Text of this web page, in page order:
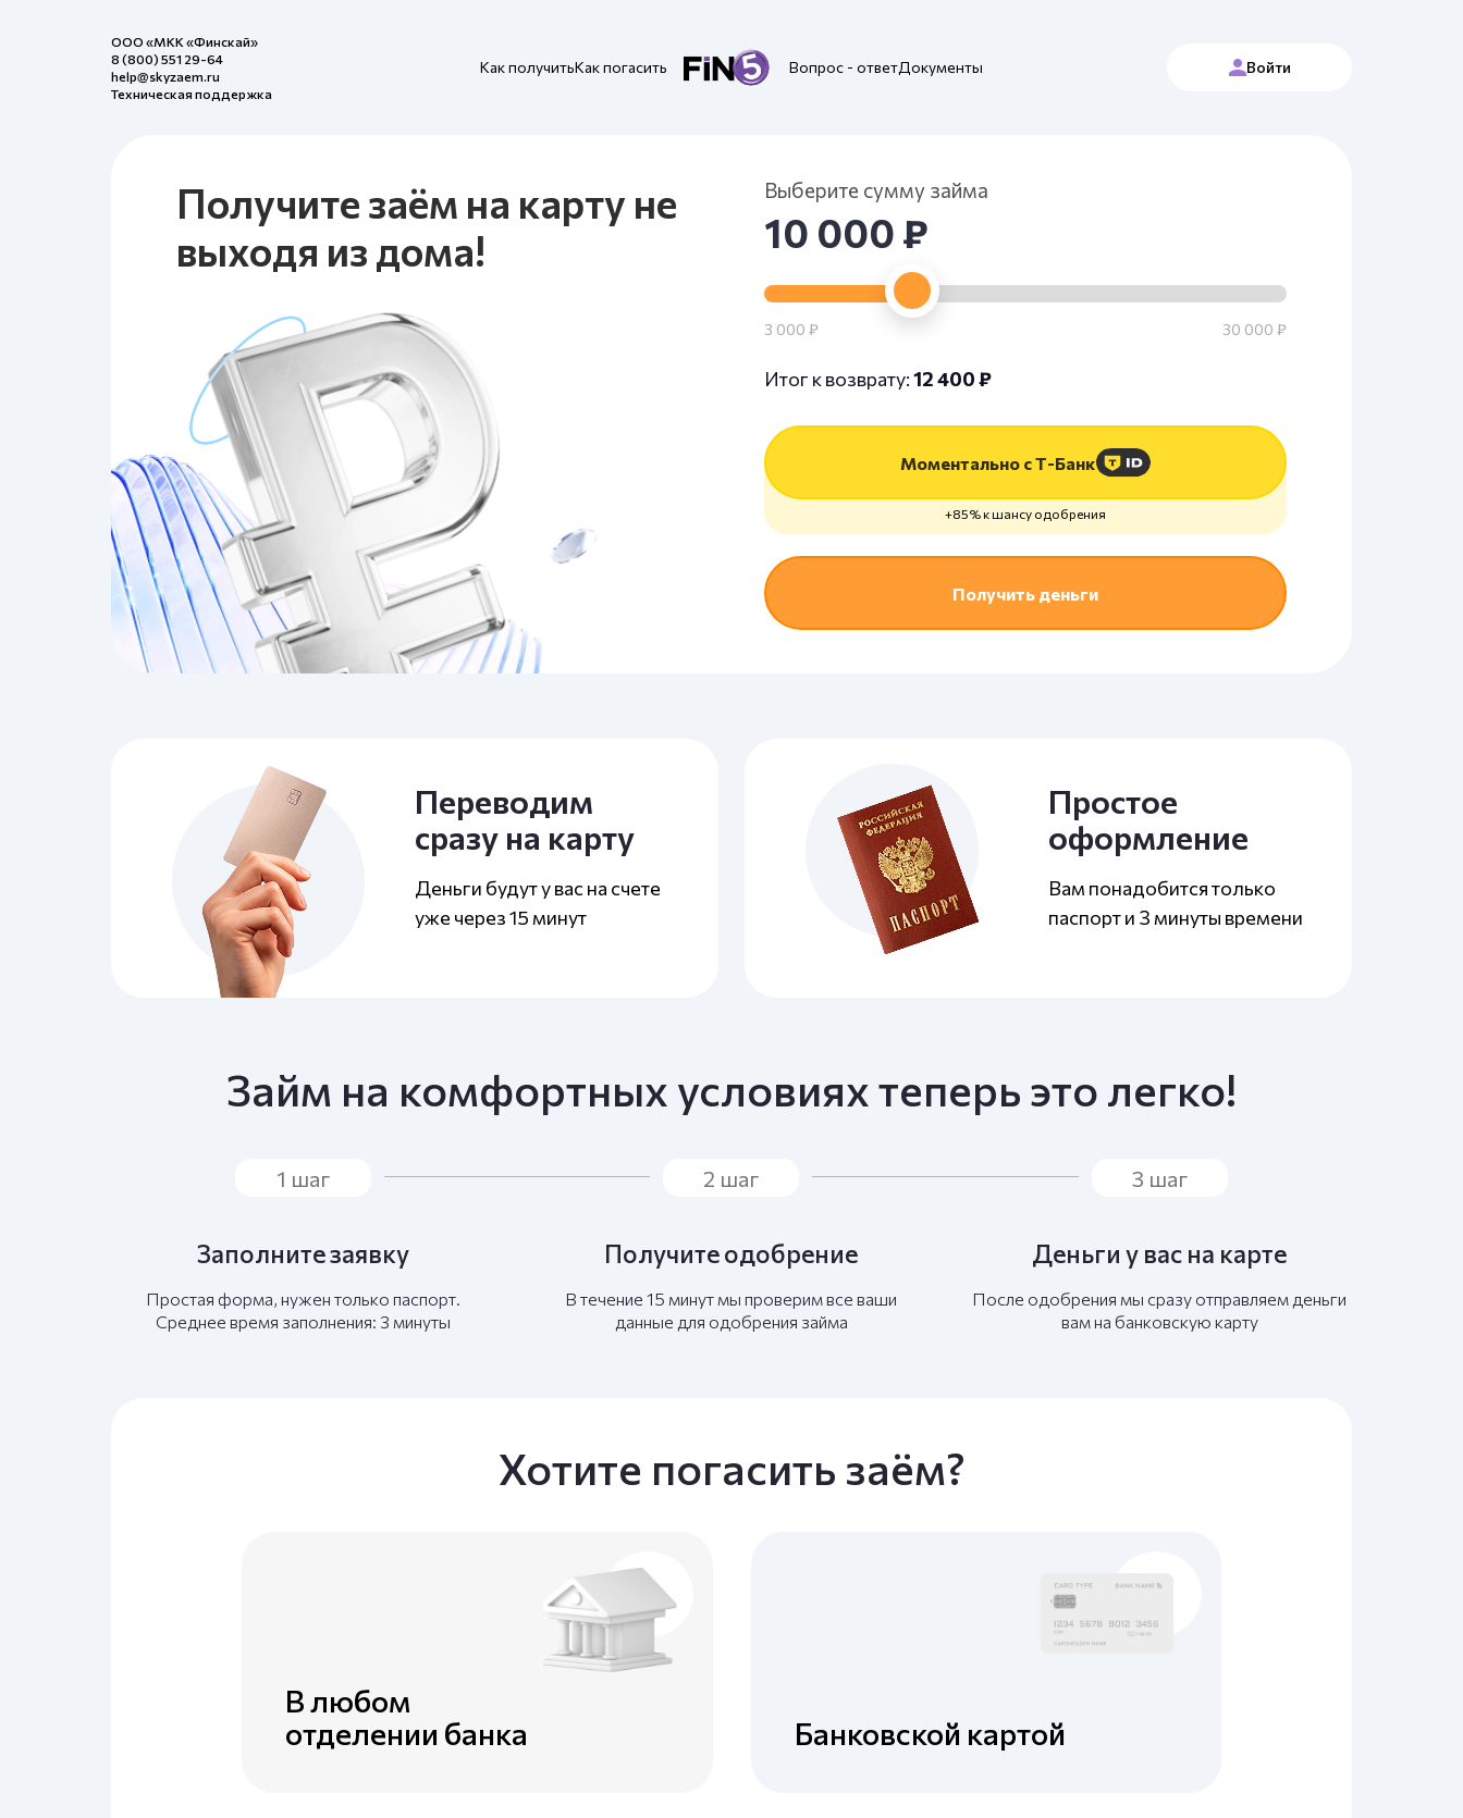
ООО «МКК «Финскай»
8 (800) 551 29-64
help@skyzaem.ru
Техническая поддержка
Как получитьКак погасить Вопрос - ответДокументы Войти
Получите заём на карту не
выходя из дома!
Выберите сумму займа
10 000 ₽
3 000 ₽ 30 000 ₽
Итог к возврату:12 400 ₽
Моментально с Т-Банк
+85% к шансу одобрения
Получить деньги
Переводим
сразу на карту
Деньги будут у вас на счете
уже через 15 минут
Простое
оформление
Вам понадобится только
паспорт и 3 минуты времени
Займ на комфортных условиях теперь это легко!
1 шаг
Заполните заявку
Простая форма, нужен только паспорт.
Среднее время заполнения: 3 минуты
2 шаг
Получите одобрение
В течение 15 минут мы проверим все ваши
данные для одобрения займа
3 шаг
Деньги у вас на карте
После одобрения мы сразу отправляем деньги
вам на банковскую карту
Хотите погасить заём?
В любом
отделении банка
Банковской картой